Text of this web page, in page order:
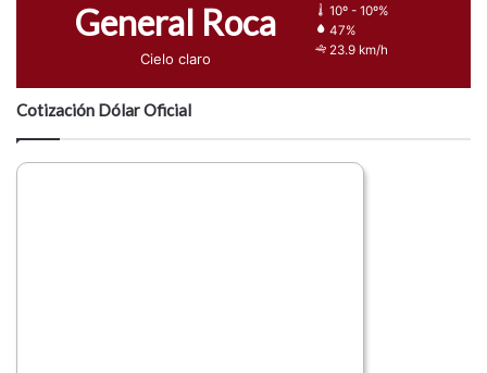
General Roca
Cielo claro
10º - 10º%
47%
23.9 km/h
Cotización Dólar Oficial